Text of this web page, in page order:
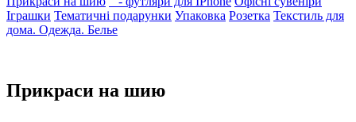
Іграшки Тематичні подарунки Упаковка Розетка Текстиль для
дома. Одежда. Белье
Прикраси на шию